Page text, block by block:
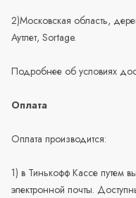
2)Московская область,
Аутлет, Sortage.
Подробнее об условиях
Оплата
Оплата производится:
1) в Тинькофф Кассе путем
электронной почты.